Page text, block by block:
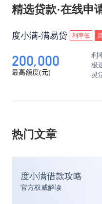
精选贷款·在线申
度小满-满易贷 利率低
200,000
最高额度(元)
利
极
灵
热门文章
度小满借款攻略
官方权威解读